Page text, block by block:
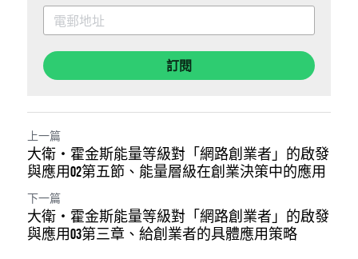
訂閱
上一篇
大衛・霍金斯能量等級對「網路創業者」的啟發
與應用02第五節、能量層級在創業決策中的應用
下一篇
大衛・霍金斯能量等級對「網路創業者」的啟發
與應用03第三章、給創業者的具體應用策略